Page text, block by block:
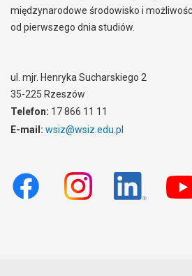
międzynarodowe środowisko i
od pierwszego dnia studiów.
ul. mjr. Henryka Sucharskiego 2
35-225 Rzeszów
Telefon: 17 866 11 11
E-mail: wsiz@wsiz.edu.pl